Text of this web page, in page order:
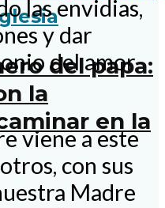
del papa:
la
en la
las envidias,
y dar
del amor
viene a este
con sus
Madre